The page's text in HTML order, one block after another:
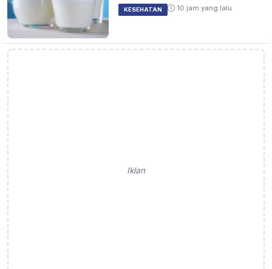
KESEHATAN 10 jam yang lalu
Iklan